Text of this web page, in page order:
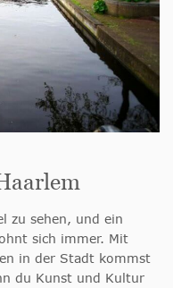
zu sehen, und ein
sich immer. Mit
in der Stadt kommst
du Kunst und Kultur